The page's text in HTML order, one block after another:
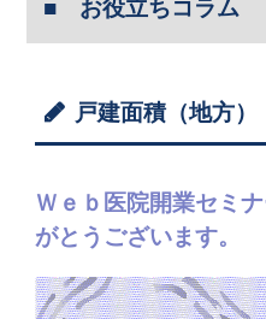
お役立ちコラム
戸建面積（地方）
Ｗｅｂ医院開業セミ
がとうございます。